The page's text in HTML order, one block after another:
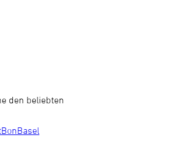
den beliebten